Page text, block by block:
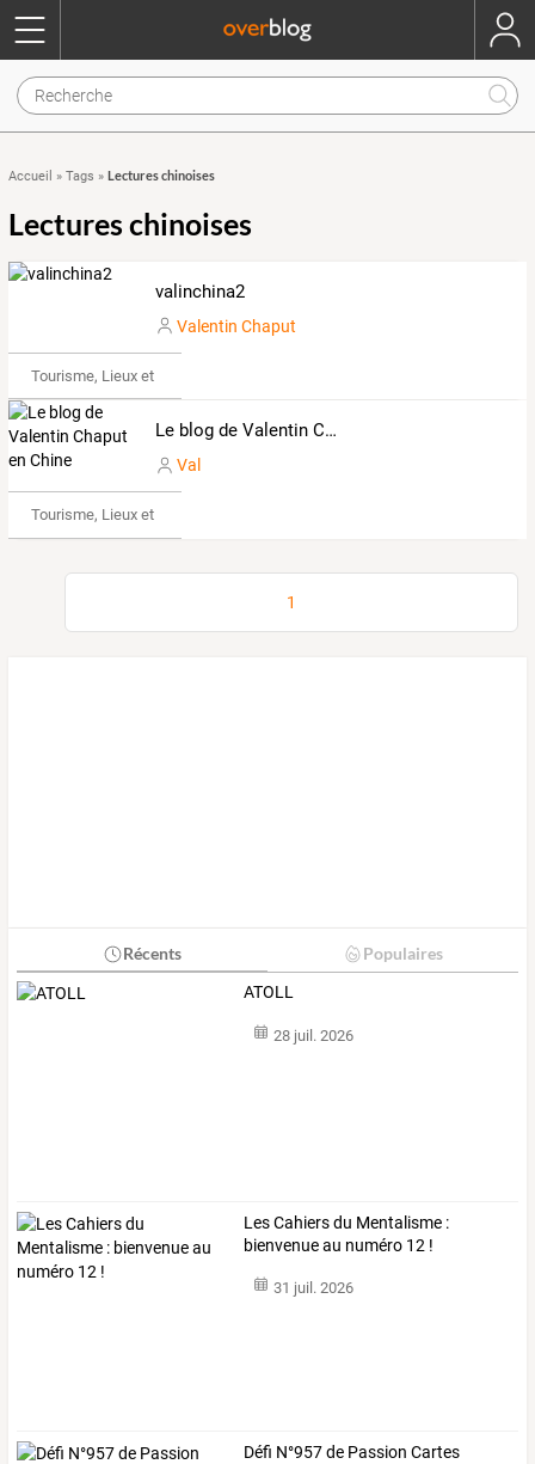
Accueil » Tags » Lectures chinoises
Lectures chinoises
valinchina2
Valentin Chaput
Tourisme, Lieux et Événements
Le blog de Valentin Chaput en Chine
Val
Tourisme, Lieux et Événements
1
Récents Populaires
ATOLL
28 juil. 2026
Les Cahiers du Mentalisme :
bienvenue au numéro 12 !
31 juil. 2026
Défi N°957 de Passion Cartes